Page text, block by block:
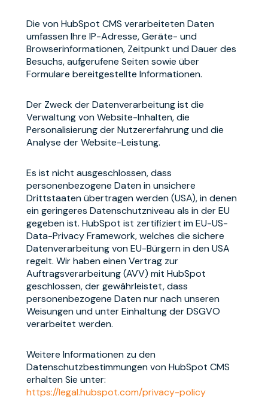
Die von HubSpot CMS verarbeiteten Daten
umfassen Ihre IP-Adresse, Geräte- und
Browserinformationen, Zeitpunkt und Dauer des
Besuchs, aufgerufene Seiten sowie über
Formulare bereitgestellte Informationen.
Der Zweck der Datenverarbeitung ist die
Verwaltung von Website-Inhalten, die
Personalisierung der Nutzererfahrung und die
Analyse der Website-Leistung.
Es ist nicht ausgeschlossen, dass
personenbezogene Daten in unsichere
Drittstaaten übertragen werden (USA), in denen
ein geringeres Datenschutzniveau als in der EU
gegeben ist. HubSpot ist zertifiziert im EU-US-
Data-Privacy Framework, welches die sichere
Datenverarbeitung von EU-Bürgern in den USA
regelt. Wir haben einen Vertrag zur
Auftragsverarbeitung (AVV) mit HubSpot
geschlossen, der gewährleistet, dass
personenbezogene Daten nur nach unseren
Weisungen und unter Einhaltung der DSGVO
verarbeitet werden.
Weitere Informationen zu den
Datenschutzbestimmungen von HubSpot CMS
erhalten Sie unter:
https://legal.hubspot.com/privacy-policy